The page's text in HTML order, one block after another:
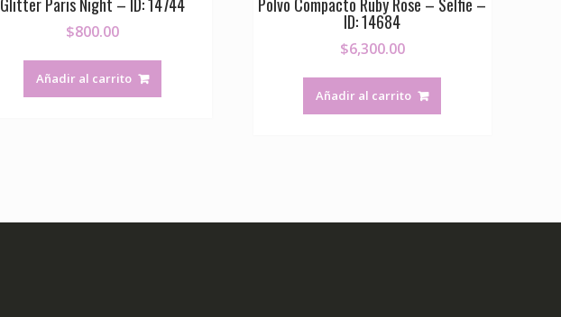
$800.00
Añadir al carrito
ID: 14684
$6,300.00
Añadir al carrito